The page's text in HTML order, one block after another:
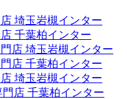
埼玉岩槻インター
千葉柏インター
店 埼玉岩槻インター
店 千葉柏インター
埼玉岩槻インター
店 千葉柏インター